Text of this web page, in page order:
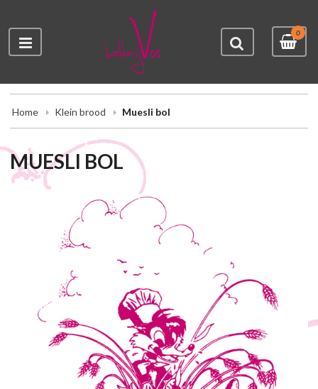
0
Home Klein brood Muesli bol
MUESLI BOL